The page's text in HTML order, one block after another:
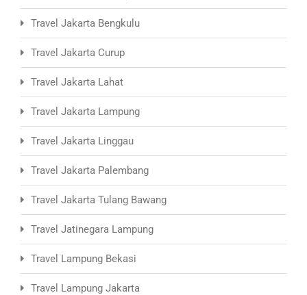
Travel Jakarta Bengkulu
Travel Jakarta Curup
Travel Jakarta Lahat
Travel Jakarta Lampung
Travel Jakarta Linggau
Travel Jakarta Palembang
Travel Jakarta Tulang Bawang
Travel Jatinegara Lampung
Travel Lampung Bekasi
Travel Lampung Jakarta